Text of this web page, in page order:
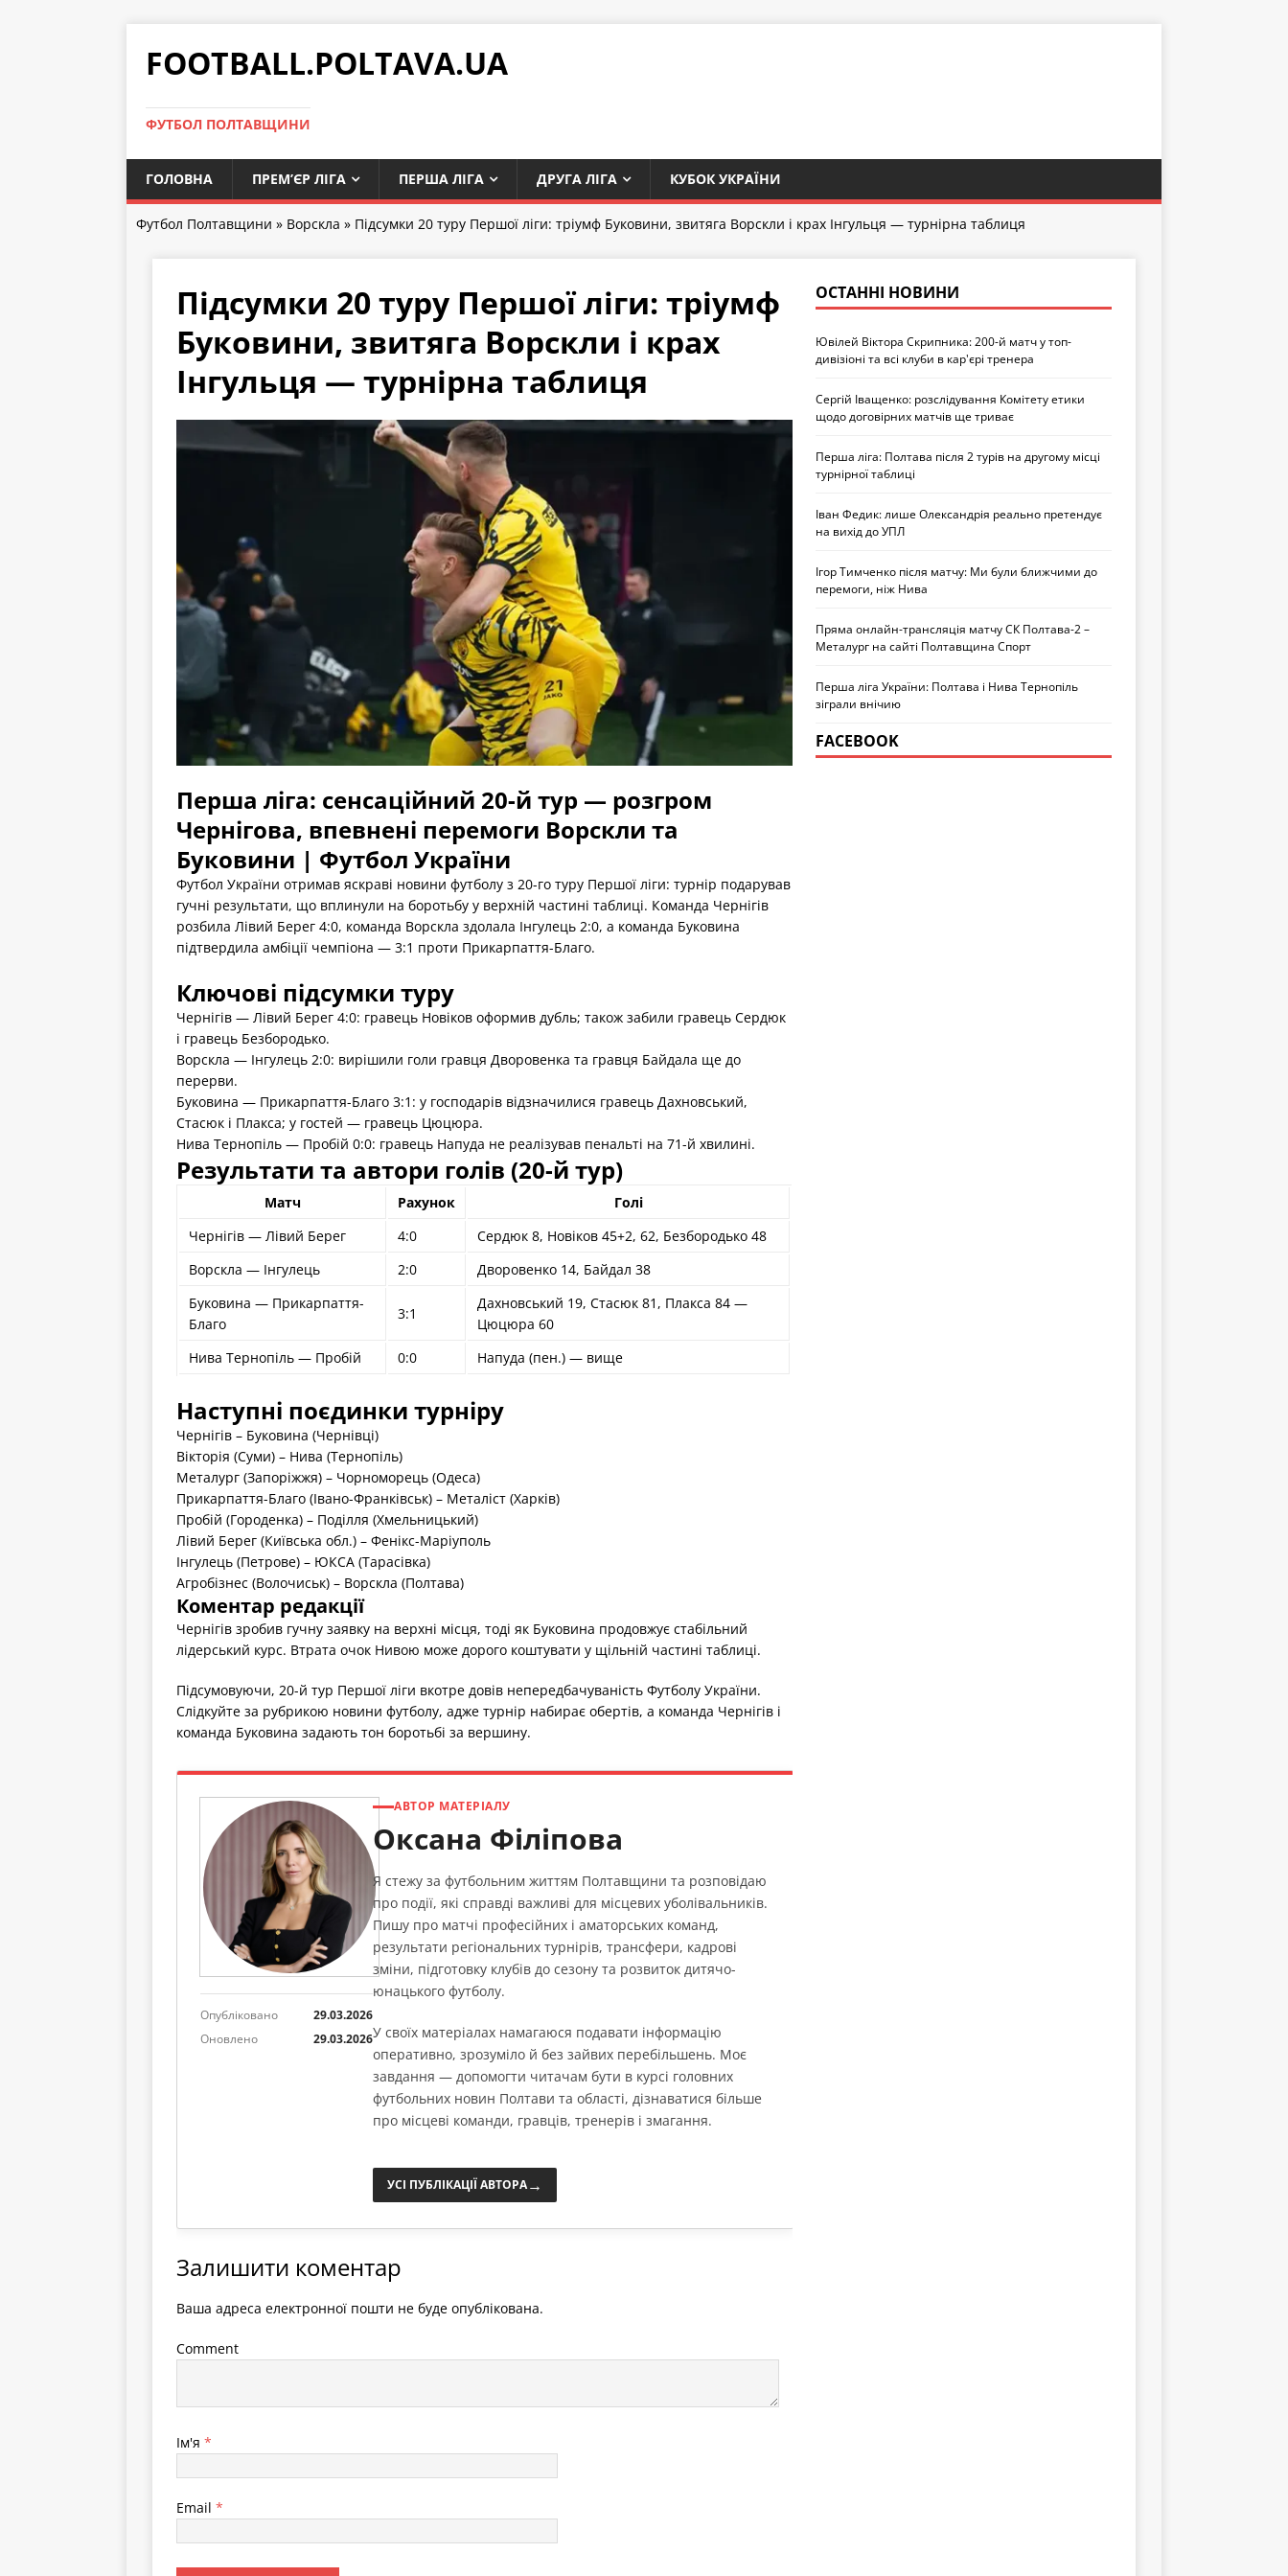
FOOTBALL.POLTAVA.UA
ФУТБОЛ ПОЛТАВЩИНИ
ГОЛОВНА ПРЕМ’ЄР ЛІГА ПЕРША ЛІГА ДРУГА ЛІГА КУБОК УКРАЇНИ
Футбол Полтавщини » Ворскла » Підсумки 20 туру Першої ліги: тріумф Буковини, звитяга Ворскли і крах Інгульця — турнірна таблиця
Підсумки 20 туру Першої ліги: тріумф
Буковини, звитяга Ворскли і крах
Інгульця — турнірна таблиця
Перша ліга: сенсаційний 20-й тур — розгром
Чернігова, впевнені перемоги Ворскли та
Буковини | Футбол України
Футбол України отримав яскраві новини футболу з 20-го туру Першої ліги: турнір подарував
гучні результати, що вплинули на боротьбу у верхній частині таблиці. Команда Чернігів
розбила Лівий Берег 4:0, команда Ворскла здолала Інгулець 2:0, а команда Буковина
підтвердила амбіції чемпіона — 3:1 проти Прикарпаття-Благо.
Ключові підсумки туру
Чернігів — Лівий Берег 4:0: гравець Новіков оформив дубль; також забили гравець Сердюк
і гравець Безбородько.
Ворскла — Інгулець 2:0: вирішили голи гравця Дворовенка та гравця Байдала ще до
перерви.
Буковина — Прикарпаття-Благо 3:1: у господарів відзначилися гравець Дахновський,
Стасюк і Плакса; у гостей — гравець Цюцюра.
Нива Тернопіль — Пробій 0:0: гравець Напуда не реалізував пенальті на 71-й хвилині.
Результати та автори голів (20-й тур)
Матч Рахунок
Голі
Чернігів — Лівий Берег
4:0
Сердюк 8, Новіков 45+2, 62, Безбородько 48
Ворскла — Інгулець
2:0
Дворовенко 14, Байдал 38
Буковина — Прикарпаття-
Благо
3:1
Дахновський 19, Стасюк 81, Плакса 84 —
Цюцюра 60
Нива Тернопіль — Пробій
0:0 Напуда (пен.) — вище
Наступні поєдинки турніру
Чернігів – Буковина (Чернівці)
Вікторія (Суми) – Нива (Тернопіль)
Металург (Запоріжжя) – Чорноморець (Одеса)
Прикарпаття-Благо (Івано-Франківськ) – Металіст (Харків)
Пробій (Городенка) – Поділля (Хмельницький)
Лівий Берег (Київська обл.) – Фенікс-Маріуполь
Інгулець (Петрове) – ЮКСА (Тарасівка)
Агробізнес (Волочиськ) – Ворскла (Полтава)
Коментар редакції
Чернігів зробив гучну заявку на верхні місця, тоді як Буковина продовжує стабільний
лідерський курс. Втрата очок Нивою може дорого коштувати у щільній частині таблиці.
Підсумовуючи, 20-й тур Першої ліги вкотре довів непередбачуваність Футболу України.
Слідкуйте за рубрикою новини футболу, адже турнір набирає обертів, а команда Чернігів і
команда Буковина задають тон боротьбі за вершину.
Опубліковано
29.03.2026
Оновлено
29.03.2026
АВТОР МАТЕРІАЛУ
Оксана Філіпова
Я стежу за футбольним життям Полтавщини та розповідаю
про події, які справді важливі для місцевих уболівальників.
Пишу про матчі професійних і аматорських команд,
результати регіональних турнірів, трансфери, кадрові
зміни, підготовку клубів до сезону та розвиток дитячо-
юнацького футболу.
У своїх матеріалах намагаюся подавати інформацію
оперативно, зрозуміло й без зайвих перебільшень. Моє
завдання — допомогти читачам бути в курсі головних
футбольних новин Полтави та області, дізнаватися більше
про місцеві команди, гравців, тренерів і змагання.
УСІ ПУБЛІКАЦІЇ АВТОРА→
Залишити коментар
Ваша адреса електронної пошти не буде опублікована.
Comment
Ім'я *
Email *
ОСТАННІ НОВИНИ
Ювілей Віктора Скрипника: 200-й матч у топ-
дивізіоні та всі клуби в кар'єрі тренера
Сергій Іващенко: розслідування Комітету етики
щодо договірних матчів ще триває
Перша ліга: Полтава після 2 турів на другому місці
турнірної таблиці
Іван Федик: лише Олександрія реально претендує
на вихід до УПЛ
Ігор Тимченко після матчу: Ми були ближчими до
перемоги, ніж Нива
Пряма онлайн-трансляція матчу СК Полтава-2 –
Металург на сайті Полтавщина Спорт
Перша ліга України: Полтава і Нива Тернопіль
зіграли внічию
FACEBOOK